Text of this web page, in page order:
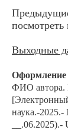
посмотреть
Выходные
Оформление
ФИО автора.
наука.-